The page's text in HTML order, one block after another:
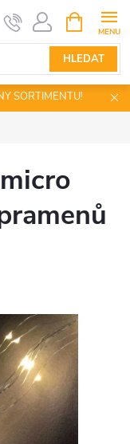
HLEDAT
NÁKUPNÍ
KOŠÍK
SORTIMENTU!